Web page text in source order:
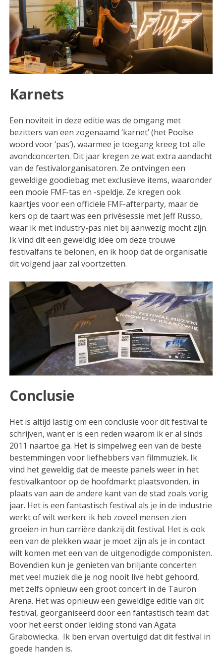
Karnets
Een noviteit in deze editie was de omgang met
bezitters van een zogenaamd ‘karnet’ (het Poolse
woord voor ‘pas’), waarmee je toegang kreeg tot alle
avondconcerten. Dit jaar kregen ze wat extra aandacht
van de festivalorganisatoren. Ze ontvingen een
geweldige goodiebag met exclusieve items, waaronder
een mooie FMF-tas en -speldje. Ze kregen ook
kaartjes voor een officiële FMF-afterparty, maar de
kers op de taart was een privésessie met Jeff Russo,
waar ik met industry-pas niet bij aanwezig mocht zijn.
Ik vind dit een geweldig idee om deze trouwe
festivalfans te belonen, en ik hoop dat de organisatie
dit volgend jaar zal voortzetten.
Conclusie
Het is altijd lastig om een conclusie voor dit festival te
schrijven, want er is een reden waarom ik er al sinds
2011 naartoe ga. Het is simpelweg een van de beste
bestemmingen voor liefhebbers van filmmuziek. Ik
vind het geweldig dat de meeste panels weer in het
festivalkantoor op de hoofdmarkt plaatsvonden, in
plaats van aan de andere kant van de stad zoals vorig
jaar. Het is een fantastisch festival als je in de industrie
werkt of wilt werken: ik heb zoveel mensen zien
groeien in hun carrière dankzij dit festival. Het is ook
een van de plekken waar je moet zijn als je in contact
wilt komen met een van de uitgenodigde componisten.
Bovendien kun je genieten van briljante concerten
met veel muziek die je nog nooit live hebt gehoord,
met zelfs opnieuw een groot concert in de Tauron
Arena. Het was opnieuw een geweldige editie van dit
festival, georganiseerd door een fantastisch team dat
voor het eerst onder leiding stond van Agata
Grabowiecka. Ik ben ervan overtuigd dat dit festival in
goede handen is.